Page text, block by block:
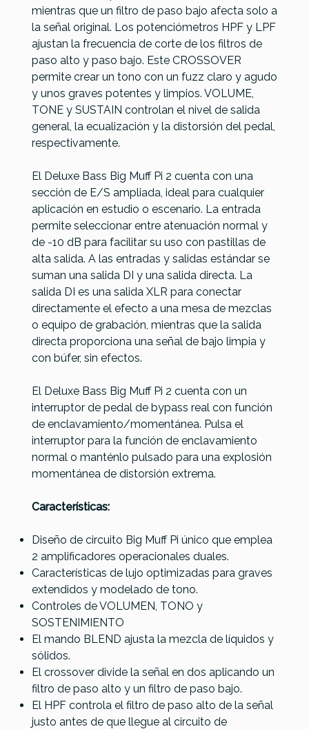
mientras que un filtro de paso bajo afecta solo a
la señal original. Los potenciómetros HPF y LPF
ajustan la frecuencia de corte de los filtros de
paso alto y paso bajo. Este CROSSOVER
permite crear un tono con un fuzz claro y agudo
y unos graves potentes y limpios. VOLUME,
TONE y SUSTAIN controlan el nivel de salida
general, la ecualización y la distorsión del pedal,
respectivamente.
El Deluxe Bass Big Muff Pi 2 cuenta con una
sección de E/S ampliada, ideal para cualquier
aplicación en estudio o escenario. La entrada
permite seleccionar entre atenuación normal y
de -10 dB para facilitar su uso con pastillas de
alta salida. A las entradas y salidas estándar se
suman una salida DI y una salida directa. La
salida DI es una salida XLR para conectar
directamente el efecto a una mesa de mezclas
o equipo de grabación, mientras que la salida
directa proporciona una señal de bajo limpia y
con búfer, sin efectos.
El Deluxe Bass Big Muff Pi 2 cuenta con un
interruptor de pedal de bypass real con función
de enclavamiento/momentánea. Pulsa el
interruptor para la función de enclavamiento
normal o manténlo pulsado para una explosión
momentánea de distorsión extrema.
Características:
Diseño de circuito Big Muff Pi único que emplea
2 amplificadores operacionales duales.
Características de lujo optimizadas para graves
extendidos y modelado de tono.
Controles de VOLUMEN, TONO y
SOSTENIMIENTO
El mando BLEND ajusta la mezcla de líquidos y
sólidos.
El crossover divide la señal en dos aplicando un
filtro de paso alto y un filtro de paso bajo.
El HPF controla el filtro de paso alto de la señal
justo antes de que llegue al circuito de